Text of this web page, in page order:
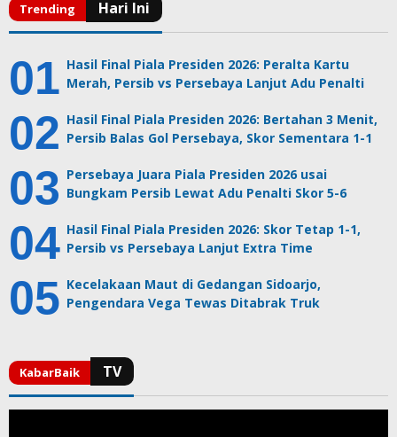
Hasil Final Piala Presiden 2026: Peralta Kartu
Merah, Persib vs Persebaya Lanjut Adu Penalti
Hasil Final Piala Presiden 2026: Bertahan 3 Menit,
Persib Balas Gol Persebaya, Skor Sementara 1-1
Persebaya Juara Piala Presiden 2026 usai
Bungkam Persib Lewat Adu Penalti Skor 5-6
Hasil Final Piala Presiden 2026: Skor Tetap 1-1,
Persib vs Persebaya Lanjut Extra Time
Kecelakaan Maut di Gedangan Sidoarjo,
Pengendara Vega Tewas Ditabrak Truk